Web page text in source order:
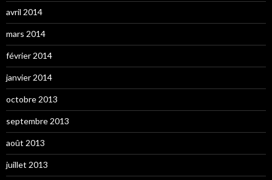
avril 2014
mars 2014
février 2014
janvier 2014
octobre 2013
septembre 2013
août 2013
juillet 2013